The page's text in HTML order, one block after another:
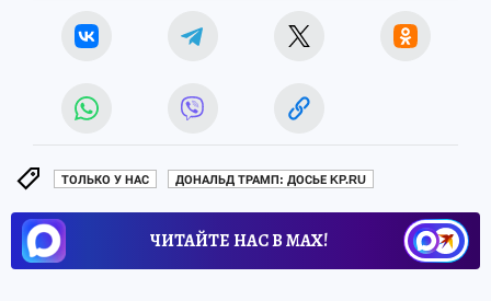
ТОЛЬКО У НАС ДОНАЛЬД ТРАМП: ДОСЬЕ KP.RU
ЧИТАЙТЕ НАС В МАХ!